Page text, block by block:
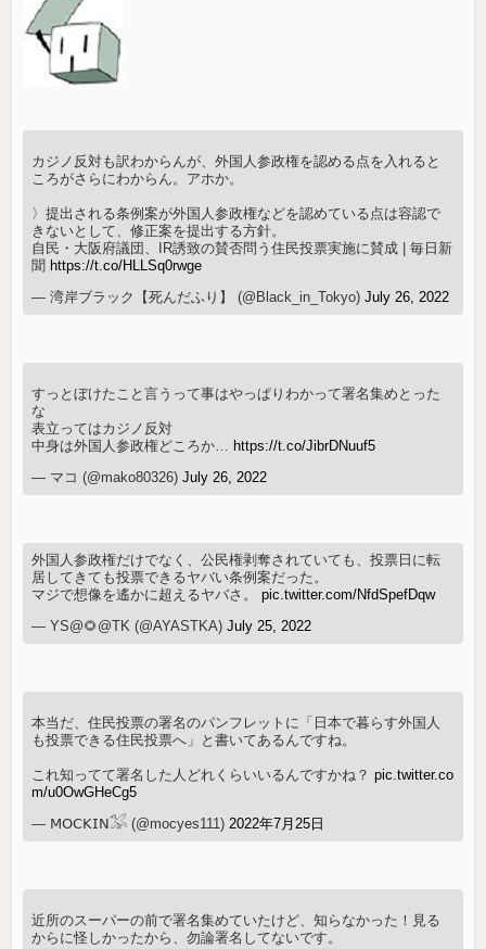
カジノ反対も訳わからんが、外国人参政権を認める点を入れると
ころがさらにわからん。アホか。
〉提出される条例案が外国人参政権などを認めている点は容認で
きないとして、修正案を提出する方針。
自民・大阪府議団、IR誘致の賛否問う住民投票実施に賛成 | 毎日新
聞 https://t.co/HLLSq0rwge
— 湾岸ブラック【死んだふり】 (@Black_in_Tokyo)July 26, 2022
すっとぼけたこと言うって事はやっぱりわかって署名集めとった
な
表立ってはカジノ反対
中身は外国人参政権どころか… https://t.co/JibrDNuuf5
— マコ (@mako80326)July 26, 2022
外国人参政権だけでなく、公民権剥奪されていても、投票日に転
居してきても投票できるヤバい条例案だった。
マジで想像を遙かに超えるヤバさ。pic.twitter.com/NfdSpefDqw
— YS@🌻@TK (@AYASTKA)July 25, 2022
本当だ、住民投票の署名のパンフレットに「日本で暮らす外国人
も投票できる住民投票へ」と書いてあるんですね。
これ知ってて署名した人どれくらいいるんですかね？pic.twitter.co
m/u0OwGHeCg5
— 𝖬𝖮𝖢𝖪𝖨𝖭𓅮 (@mocyes111) 2022年7月25日
近所のスーパーの前で署名集めていたけど、知らなかった！見る
からに怪しかったから、勿論署名してないです。